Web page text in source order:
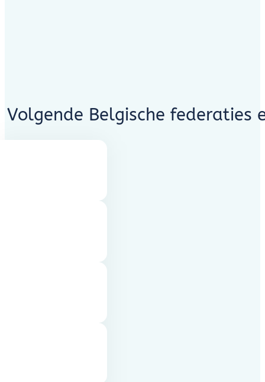
Volgende Belgische federaties